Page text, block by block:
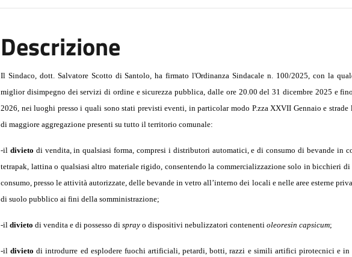
Descrizione
Il Sindaco, dott. Salvatore Scotto di Santolo, ha firmato l'Ordinanza Sindacale n. 100/2025, con la
miglior disimpegno dei servizi di ordine e sicurezza pubblica, dalle ore 20.00 del 31 dicembre 2025 e
2026, nei luoghi presso i quali sono stati previsti eventi, in particolar modo P.zza XXVII Gennaio e
di maggiore aggregazione presenti su tutto il territorio comunale:
-il divieto di vendita, in qualsiasi forma, compresi i distributori automatici, e di consumo di bevande in
tetrapak, lattina o qualsiasi altro materiale rigido, consentendo la commercializzazione solo in bicchieri
consumo, presso le attività autorizzate, delle bevande in vetro all’interno dei locali e nelle aree esterne
di suolo pubblico ai fini della somministrazione;
-il divieto di vendita e di possesso di spray o dispositivi nebulizzatori contenenti oleoresin capsicum;
-ildivieto di introdurre ed esplodere fuochi artificiali, petardi, botti, razzi e simili artifici pirotecnici e in